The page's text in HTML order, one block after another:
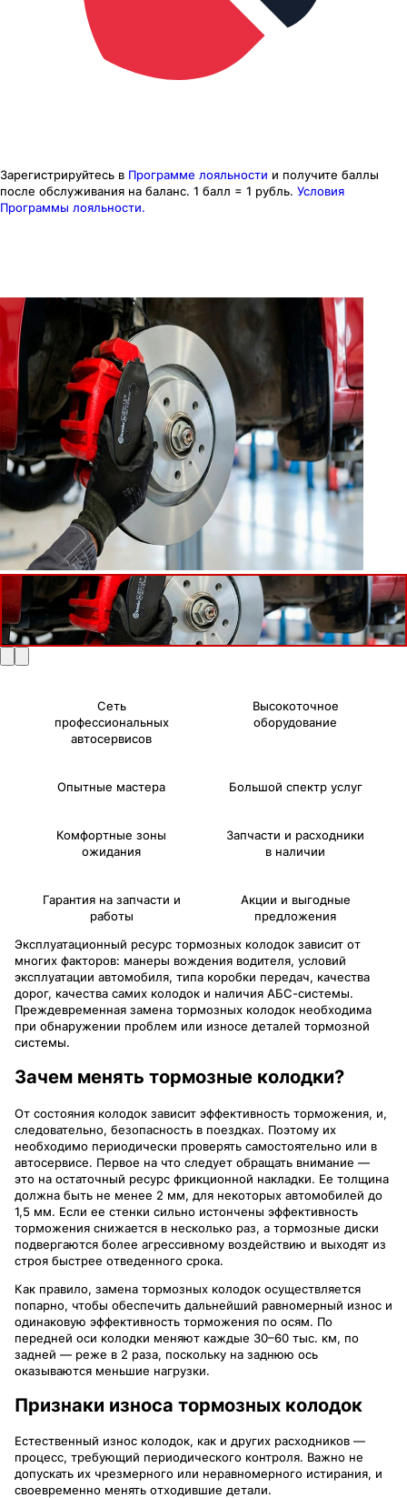
Зарегистрируйтесь в Программе лояльности и получите баллы
после обслуживания на баланс. 1 балл = 1 рубль. Условия
Программы лояльности.
Сеть
профессиональных
автосервисов
Высокоточное
оборудование
Опытные мастера Большой спектр услуг
Комфортные зоны
ожидания
Запчасти и расходники
в наличии
Гарантия на запчасти и
работы
Акции и выгодные
предложения
Эксплуатационный ресурс тормозных колодок зависит от
многих факторов: манеры вождения водителя, условий
эксплуатации автомобиля, типа коробки передач, качества
дорог, качества самих колодок и наличия АБС-системы.
Преждевременная замена тормозных колодок необходима
при обнаружении проблем или износе деталей тормозной
системы.
Зачем менять тормозные колодки?
От состояния колодок зависит эффективность торможения, и,
следовательно, безопасность в поездках. Поэтому их
необходимо периодически проверять самостоятельно или в
автосервисе. Первое на что следует обращать внимание —
это на остаточный ресурс фрикционной накладки. Ее толщина
должна быть не менее 2 мм, для некоторых автомобилей до
1,5 мм. Если ее стенки сильно истончены эффективность
торможения снижается в несколько раз, а тормозные диски
подвергаются более агрессивному воздействию и выходят из
строя быстрее отведенного срока.
Как правило, замена тормозных колодок осуществляется
попарно, чтобы обеспечить дальнейший равномерный износ и
одинаковую эффективность торможения по осям. По
передней оси колодки меняют каждые 30–60 тыс. км, по
задней — реже в 2 раза, поскольку на заднюю ось
оказываются меньшие нагрузки.
Признаки износа тормозных колодок
Естественный износ колодок, как и других расходников —
процесс, требующий периодического контроля. Важно не
допускать их чрезмерного или неравномерного истирания, и
своевременно менять отходившие детали.